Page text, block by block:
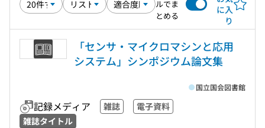
ルでま
とめる
に入
り
「センサ・マイクロマシンと応用
システム」シンポジウム論文集
記録メディア 雑誌
電子資料
雑誌タイトル
国立国会図書館